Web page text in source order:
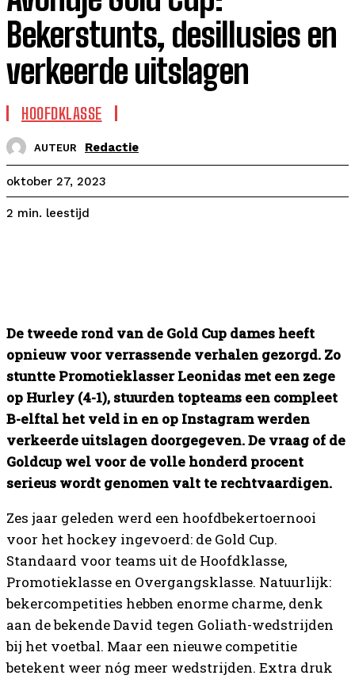
Bekerstunts, desillusies en
verkeerde uitslagen
HOOFDKLASSE
AUTEUR Redactie
oktober 27, 2023
2 min. leestijd
De tweede rond van de Gold Cup dames heeft
opnieuw voor verrassende verhalen gezorgd. Zo
stuntte Promotieklasser Leonidas met een zege
op Hurley (4-1), stuurden topteams een compleet
B-elftal het veld in en op Instagram werden
verkeerde uitslagen doorgegeven. De vraag of de
Goldcup wel voor de volle honderd procent
serieus wordt genomen valt te rechtvaardigen.
Zes jaar geleden werd een hoofdbekertoernooi
voor het hockey ingevoerd: de Gold Cup.
Standaard voor teams uit de Hoofdklasse,
Promotieklasse en Overgangsklasse. Natuurlijk:
bekercompetities hebben enorme charme, denk
aan de bekende David tegen Goliath-wedstrijden
bij het voetbal. Maar een nieuwe competitie
betekent weer nóg meer wedstrijden. Extra druk